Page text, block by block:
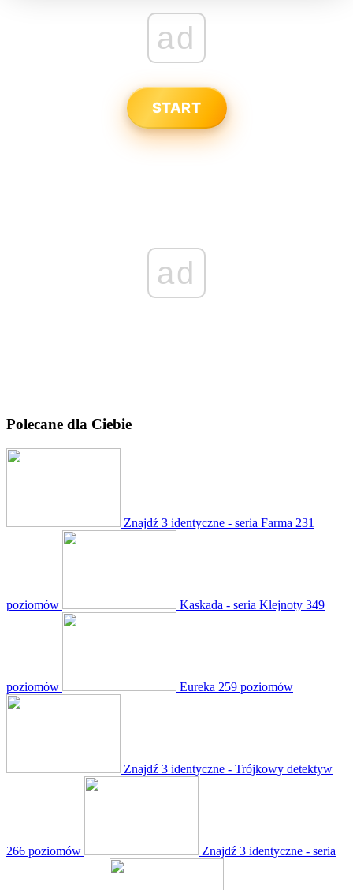
ad
START
ad
Polecane dla Ciebie
Znajdź 3 identyczne - seria Farma 231
poziomów Kaskada - seria Klejnoty 349
poziomów Eureka 259 poziomów
Znajdź 3 identyczne - Trójkowy detektyw
266 poziomów Znajdź 3 identyczne - seria